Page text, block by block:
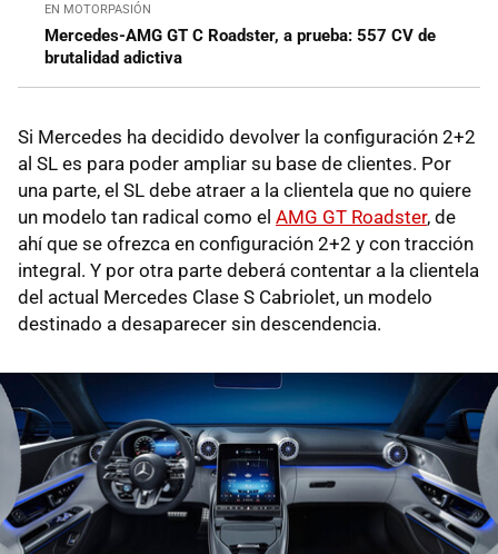
EN MOTORPASIÓN
Mercedes-AMG GT C Roadster, a prueba: 557 CV de
brutalidad adictiva
Si Mercedes ha decidido devolver la configuración 2+2
al SL es para poder ampliar su base de clientes. Por
una parte, el SL debe atraer a la clientela que no quiere
un modelo tan radical como el AMG GT Roadster, de
ahí que se ofrezca en configuración 2+2 y con tracción
integral. Y por otra parte deberá contentar a la clientela
del actual Mercedes Clase S Cabriolet, un modelo
destinado a desaparecer sin descendencia.